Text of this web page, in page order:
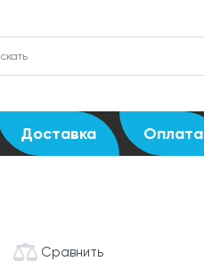
Доставка Оплата
Сравнить